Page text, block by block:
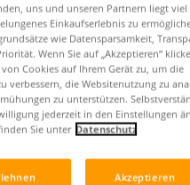
Mini Precision
Set mit
Claude
uns und unseren Partnern liegt viel
Einkaufserlebnis zu
wie Datensparsamkeit,
Wenn Sie auf „Akzeptieren“
Cookies auf Ihrem Gerät zu, um die
verbessern, die Websitenutzung zu
zu unterstützen.
jederzeit in den Einstellungen
Sie unter Datenschutz
Akzeptieren